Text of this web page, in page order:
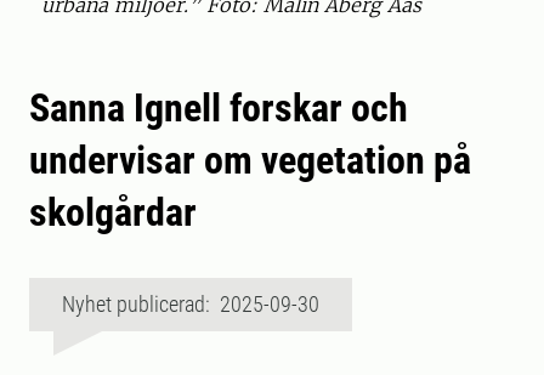
urbana miljöer.” Foto: Malin Åberg Aas
Sanna Ignell forskar och
undervisar om vegetation på
skolgårdar
Nyhet publicerad: 2025-09-30